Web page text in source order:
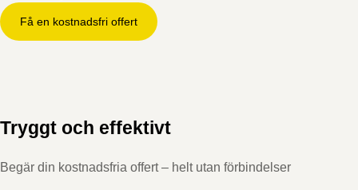
Få en kostnadsfri offert
Tryggt och effektivt
Begär din kostnadsfria offert – helt utan förbindelser